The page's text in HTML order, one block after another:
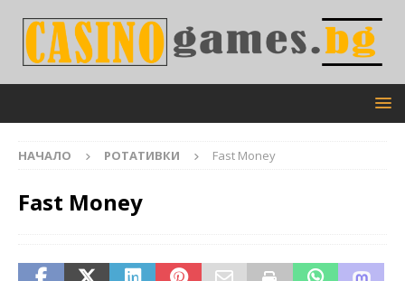
НАЧАЛО РОТАТИВКИ Fast Money
Fast Money